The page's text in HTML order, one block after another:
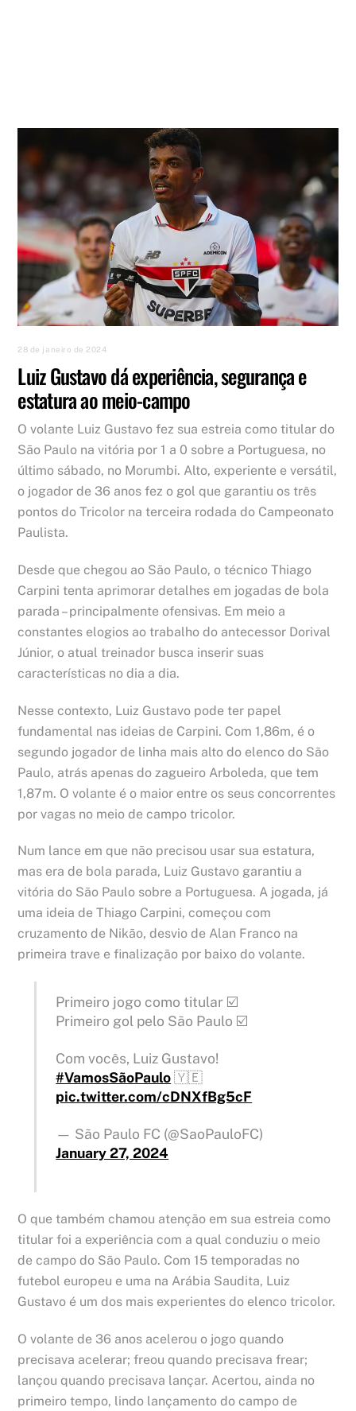
28 de janeiro de 2024
Luiz Gustavo dá experiência, segurança e
estatura ao meio-campo
O volante Luiz Gustavo fez sua estreia como titular do
São Paulo na vitória por 1 a 0 sobre a Portuguesa, no
último sábado, no Morumbi. Alto, experiente e versátil,
o jogador de 36 anos fez o gol que garantiu os três
pontos do Tricolor na terceira rodada do Campeonato
Paulista.
Desde que chegou ao São Paulo, o técnico Thiago
Carpini tenta aprimorar detalhes em jogadas de bola
parada – principalmente ofensivas. Em meio a
constantes elogios ao trabalho do antecessor Dorival
Júnior, o atual treinador busca inserir suas
características no dia a dia.
Nesse contexto, Luiz Gustavo pode ter papel
fundamental nas ideias de Carpini. Com 1,86m, é o
segundo jogador de linha mais alto do elenco do São
Paulo, atrás apenas do zagueiro Arboleda, que tem
1,87m. O volante é o maior entre os seus concorrentes
por vagas no meio de campo tricolor.
Num lance em que não precisou usar sua estatura,
mas era de bola parada, Luiz Gustavo garantiu a
vitória do São Paulo sobre a Portuguesa. A jogada, já
uma ideia de Thiago Carpini, começou com
cruzamento de Nikão, desvio de Alan Franco na
primeira trave e finalização por baixo do volante.
Primeiro jogo como titular ☑️
Primeiro gol pelo São Paulo ☑️
Com vocês, Luiz Gustavo!
#VamosSãoPaulo🇾🇪
pic.twitter.com/cDNXfBg5cF
— São Paulo FC (@SaoPauloFC)
January 27, 2024
O que também chamou atenção em sua estreia como
titular foi a experiência com a qual conduziu o meio
de campo do São Paulo. Com 15 temporadas no
futebol europeu e uma na Arábia Saudita, Luiz
Gustavo é um dos mais experientes do elenco tricolor.
O volante de 36 anos acelerou o jogo quando
precisava acelerar; freou quando precisava frear;
lançou quando precisava lançar. Acertou, ainda no
primeiro tempo, lindo lançamento do campo de